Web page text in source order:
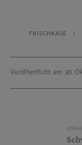
FRISCHKÄSE
Veröffentlicht am: 30.